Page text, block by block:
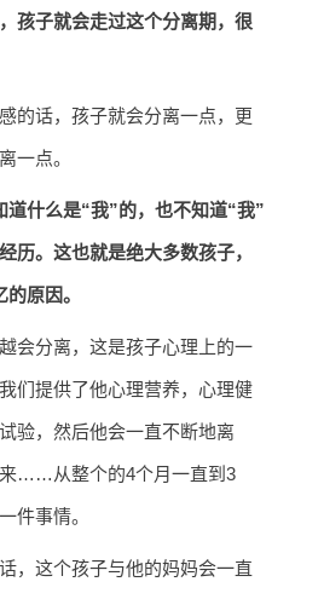
孩子就会走过这个分离期，很
的话，孩子就会分离一点，更
一点。
道什么是“我”的，也不知道“我”
历。这也就是绝大多数孩子，
原因。
会分离，这是孩子心理上的一
们提供了他心理营养，心理健
验，然后他会一直不断地离
……从整个的4个月一直到3
件事情。
，这个孩子与他的妈妈会一直